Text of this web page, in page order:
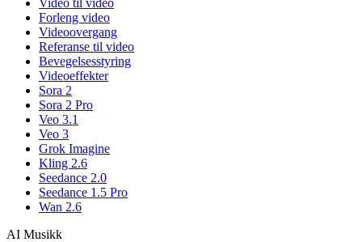
Video til video
Forleng video
Videoovergang
Referanse til video
Bevegelsesstyring
Videoeffekter
Sora 2
Sora 2 Pro
Veo 3.1
Veo 3
Grok Imagine
Kling 2.6
Seedance 2.0
Seedance 1.5 Pro
Wan 2.6
AI Musikk